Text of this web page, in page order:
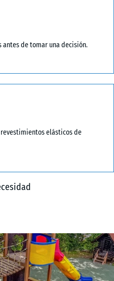
antes de tomar una decisión.
revestimientos elásticos de